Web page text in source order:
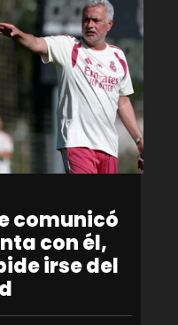
comunicó
con él,
irse del